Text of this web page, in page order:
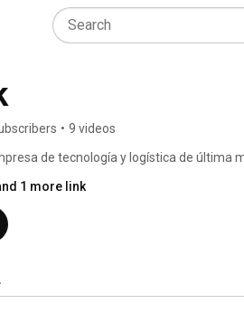
• 9 videos
de tecnología y logística de última
hacer que tus ventas de eCommerce
a la revolución de la última milla y
online!
1 more link